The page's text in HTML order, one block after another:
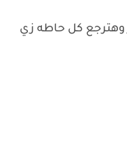
وهترجع كل حاطه زي